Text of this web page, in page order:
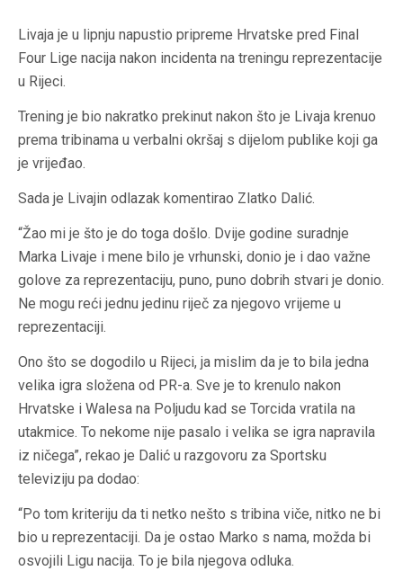
Livaja je u lipnju napustio pripreme Hrvatske pred Final
Four Lige nacija nakon incidenta na treningu reprezentacije
u Rijeci.
Trening je bio nakratko prekinut nakon što je Livaja krenuo
prema tribinama u verbalni okršaj s dijelom publike koji ga
je vrijeđao.
Sada je Livajin odlazak komentirao Zlatko Dalić.
“Žao mi je što je do toga došlo. Dvije godine suradnje
Marka Livaje i mene bilo je vrhunski, donio je i dao važne
golove za reprezentaciju, puno, puno dobrih stvari je donio.
Ne mogu reći jednu jedinu riječ za njegovo vrijeme u
reprezentaciji.
Ono što se dogodilo u Rijeci, ja mislim da je to bila jedna
velika igra složena od PR-a. Sve je to krenulo nakon
Hrvatske i Walesa na Poljudu kad se Torcida vratila na
utakmice. To nekome nije pasalo i velika se igra napravila
iz ničega”, rekao je Dalić u razgovoru za Sportsku
televiziju pa dodao:
“Po tom kriteriju da ti netko nešto s tribina viče, nitko ne bi
bio u reprezentaciji. Da je ostao Marko s nama, možda bi
osvojili Ligu nacija. To je bila njegova odluka.